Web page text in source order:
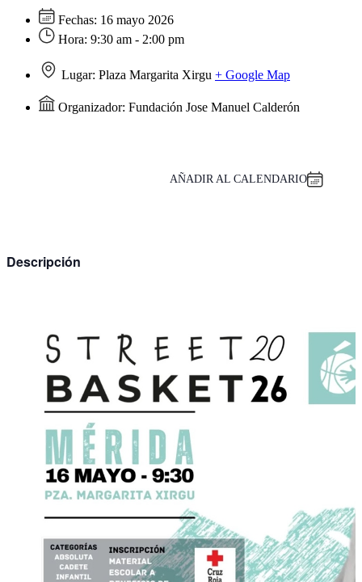
Fechas: 16 mayo 2026
Hora: 9:30 am - 2:00 pm
Lugar: Plaza Margarita Xirgu + Google Map
Organizador: Fundación Jose Manuel Calderón
AÑADIR AL CALENDARIO
Descripción